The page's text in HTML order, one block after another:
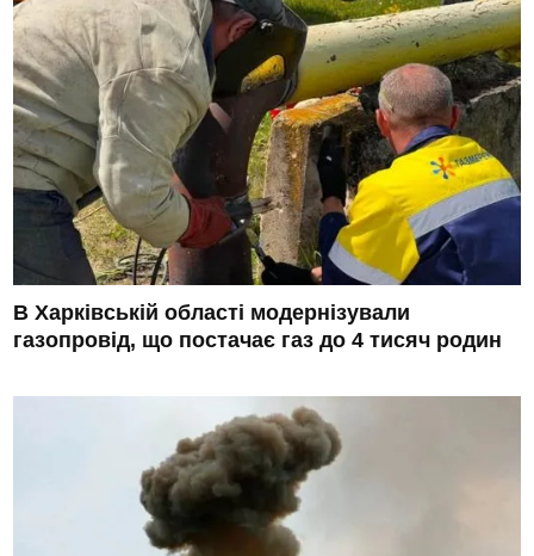
В Харківській області модернізували
газопровід, що постачає газ до 4 тисяч родин